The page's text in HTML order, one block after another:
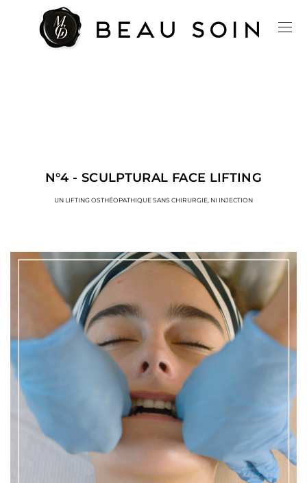
N°4 - SCULPTURAL FACE LIFTING
UN LIFTING OSTHÉOPATHIQUE SANS CHIRURGIE, NI INJECTION